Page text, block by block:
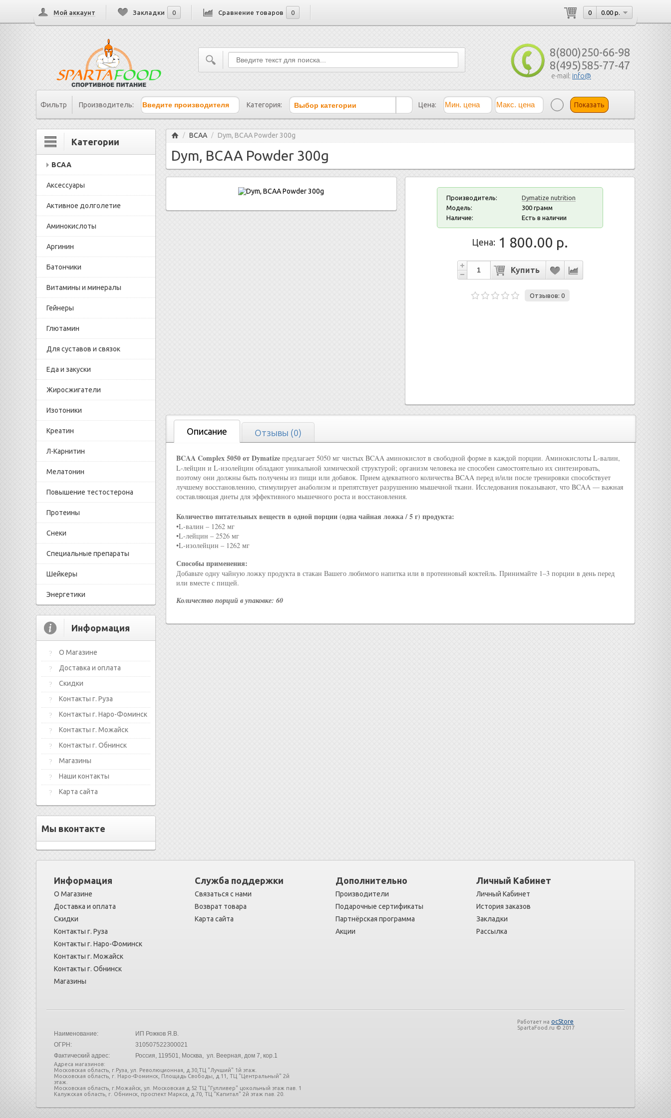
Мой аккаунт Закладки 0 Сравнение товаров 0 0 0.00 р.
8(800)250-66-98
8(495)585-77-47
e-mail: info@
Фильтр Производитель: Категория: Выбор категории Цена: Показать
Категории
BCAA
Аксессуары
Активное долголетие
Аминокислоты
Аргинин
Батончики
Витамины и минералы
Гейнеры
Глютамин
Для суставов и связок
Еда и закуски
Жиросжигатели
Изотоники
Креатин
Л-Карнитин
Мелатонин
Повышение тестостерона
Протеины
Снеки
Специальные препараты
Шейкеры
Энергетики
Информация
О Магазине
Доставка и оплата
Скидки
Контакты г. Руза
Контакты г. Наро-Фоминск
Контакты г. Можайск
Контакты г. Обнинск
Магазины
Наши контакты
Карта сайта
Мы вконтакте
Главная
/ BCAA / Dym, BCAA Powder 300g
Dym, BCAA Powder 300g
Производитель:
Dymatize nutrition
Модель:
300 грамм
Наличие:
Есть в наличии
Цена: 1 800.00 р.
Отзывов: 0
Описание Отзывы (0)
BCAA Complex 5050 от Dymatize предлагает 5050 мг чистых BCAA аминокислот в свободной форме в каждой порции. Аминокислоты L-валин,
L-лейцин и L-изолейцин обладают уникальной химической структурой; организм человека не способен самостоятельно их синтезировать,
поэтому они должны быть получены из пищи или добавок. Прием адекватного количества BCAA перед и/или после тренировки способствует
лучшему восстановлению, стимулирует анаболизм и препятствует разрушению мышечной ткани. Исследования показывают, что BCAA — важная
составляющая диеты для эффективного мышечного роста и восстановления.
Количество питательных веществ в одной порции (одна чайная ложка / 5 г) продукта:
•L-валин – 1262 мг
•L-лейцин – 2526 мг
•L-изолейцин – 1262 мг
Способы применения:
Добавьте одну чайную ложку продукта в стакан Вашего любимого напитка или в протеиновый коктейль. Принимайте 1–3 порции в день перед
или вместе с пищей.
Количество порций в упаковке: 60
Информация
О Магазине
Доставка и оплата
Скидки
Контакты г. Руза
Контакты г. Наро-Фоминск
Контакты г. Можайск
Контакты г. Обнинск
Магазины
Служба поддержки
Связаться с нами
Возврат товара
Карта сайта
Дополнительно
Производители
Подарочные сертификаты
Партнёрская программа
Акции
Личный Кабинет
Личный Кабинет
История заказов
Закладки
Рассылка
Наименование:
ИП Рожков Я.В.
ОГРН:
310507522300021
Фактический адрес:
Россия, 119501, Москва, ул. Веерная, дом 7, кор.1
Адреса магазинов:
Московская область, г.Руза, ул. Революционная, д.30,ТЦ "Лучший" 1й этаж.
Московская область, г. Наро-Фоминск, Площадь Свободы, д.11, ТЦ "Центральный" 2й
этаж.
Московская область, г.Можайск, ул. Московская д.52 ТЦ "Гулливер" цокольный этаж пав. 1
Калужская область, г. Обнинск, проспект Маркса, д.70, ТЦ "Капитал" 2й этаж пав. 20.
Работает на ocStore
SpartaFood.ru © 2017